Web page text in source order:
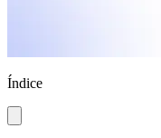
Índice